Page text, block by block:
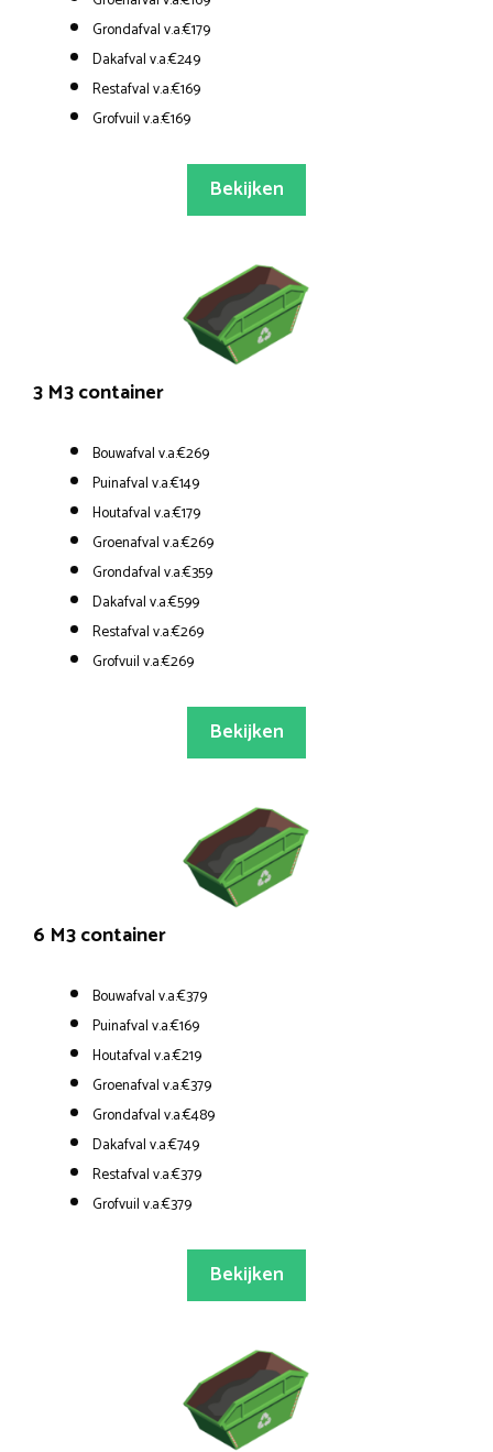
Grondafval v.a.€179
Dakafval v.a.€249
Restafval v.a.€169
Grofvuil v.a.€169
Bekijken
3 M3 container
Bouwafval v.a.€269
Puinafval v.a.€149
Houtafval v.a.€179
Groenafval v.a.€269
Grondafval v.a.€359
Dakafval v.a.€599
Restafval v.a.€269
Grofvuil v.a.€269
Bekijken
6 M3 container
Bouwafval v.a.€379
Puinafval v.a.€169
Houtafval v.a.€219
Groenafval v.a.€379
Grondafval v.a.€489
Dakafval v.a.€749
Restafval v.a.€379
Grofvuil v.a.€379
Bekijken